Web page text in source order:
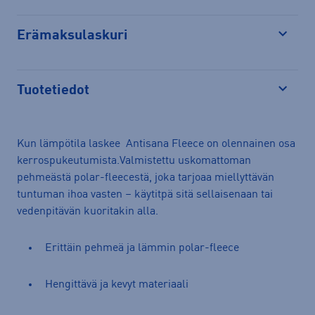
Erämaksulaskuri
Tuotetiedot
Kun lämpötila laskee Antisana Fleece on olennainen osa
kerrospukeutumista.Valmistettu uskomattoman
pehmeästä polar-fleecestä, joka tarjoaa miellyttävän
tuntuman ihoa vasten – käytitpä sitä sellaisenaan tai
vedenpitävän kuoritakin alla.
Erittäin pehmeä ja lämmin polar-fleece
Hengittävä ja kevyt materiaali